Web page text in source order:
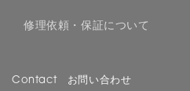
修理依頼・保証について
Contact お問い合わせ